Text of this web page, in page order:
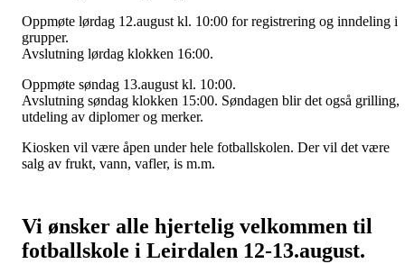
Oppmøte lørdag 12.august kl. 10:00 for registrering og inndeling i
grupper.
Avslutning lørdag klokken 16:00.
Oppmøte søndag 13.august kl. 10:00.
Avslutning søndag klokken 15:00. Søndagen blir det også grilling,
utdeling av diplomer og merker.
Kiosken vil være åpen under hele fotballskolen. Der vil det være
salg av frukt, vann, vafler, is m.m.
Vi ønsker alle hjertelig velkommen til
fotballskole i Leirdalen 12-13.august.